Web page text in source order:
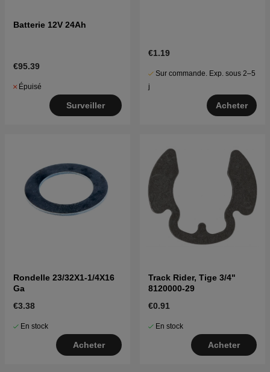
Batterie 12V 24Ah
€95.39
Épuisé
Surveiller
€1.19
Sur commande. Exp. sous 2–5
j
Acheter
Rondelle 23/32X1-1/4X16
Ga
€3.38
En stock
Acheter
Track Rider, Tige 3/4"
8120000-29
€0.91
En stock
Acheter